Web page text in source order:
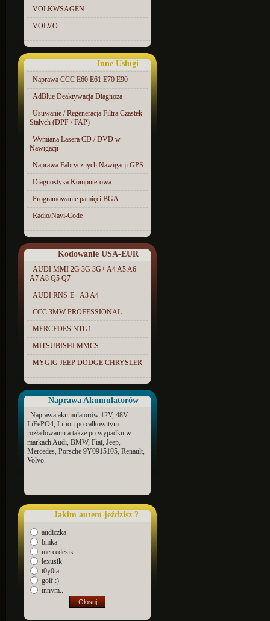
VOLKWSAGEN
VOLVO
Inne Uslugi
Naprawa CCC E60 E61 E70 E90
AdBlue Deaktywacja Diagnoza
Usuwanie / Regeneracja Filtra Cząstek
Stałych (DPF / FAP)
Wymiana Lasera CD / DVD w
Nawigacji
Naprawa Fabrycznych Nawigacji GPS
Diagnostyka Komputerowa
Programowanie pamięci BGA
Radio/Navi-Code
Kodowanie USA-EUR
AUDI MMI 2G 3G 3G+ A4 A5 A6
A7 A8 Q5 Q7
AUDI RNS-E - A3 A4
CCC 3MW PROFESSIONAL
MERCEDES NTG1
MITSUBISHI MMCS
MYGIG JEEP DODGE CHRYSLER
Naprawa Akumulatorów
Naprawa akumulatorów 12V, 48V
LiFePO4, Li-ion po całkowitym
rozładowaniu a także po wypadku w
markach Audi, BMW, Fiat, Jeep,
Mercedes, Porsche 9Y0915105, Renault,
Volvo.
Jakim autem jeździsz ?
audiczka
bmka
mercedesik
lexusik
t0y0ta
golf :)
innym..